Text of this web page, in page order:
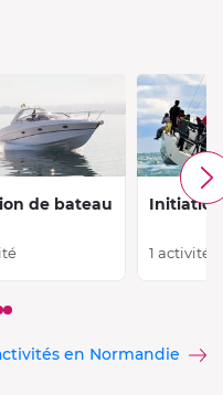
de bateau
1 activité
en Normandie